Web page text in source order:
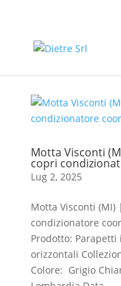
Motta Visconti
copri
Lug 2, 2025
Motta Visconti
condizionatore
Prodotto:
orizzontali
Colore: Grigio